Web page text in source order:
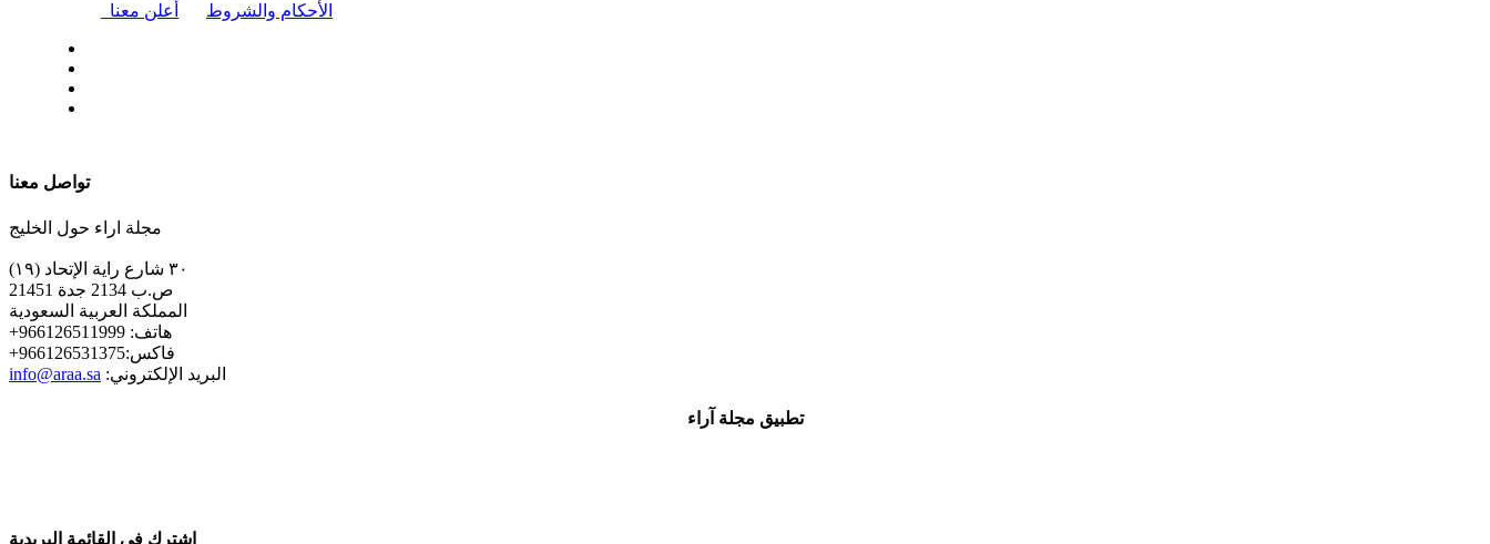
أعلن معنا الأحكام والشروط
تواصل معنا
مجلة اراء حول الخليج
٣٠ شارع راية الإتحاد (١٩)
ص.ب 2134 جدة 21451
المملكة العربية السعودية
+هاتف: 966126511999
+فاكس:966126531375
info@araa.sa :البريد الإلكتروني
تطبيق مجلة آراء
إشترك في القائمة البريدية